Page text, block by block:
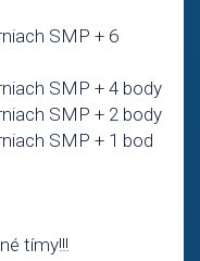
SMP + 6
SMP + 4 body
SMP + 2 body
SMP + 1 bod
tímy!!!